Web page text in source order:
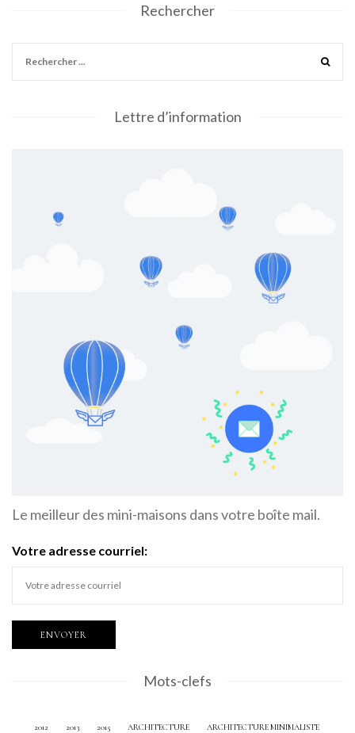
Rechercher
Lettre d’information
Le meilleur des mini-maisons dans votre boîte mail.
Votre adresse courriel:
Mots-clefs
2012 2013 2015 ARCHITECTURE ARCHITECTURE MINIMALISTE